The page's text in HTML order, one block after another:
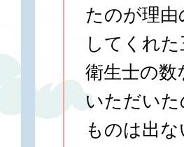
たのが理
してくれ
衛生士の
いただい
ものは出